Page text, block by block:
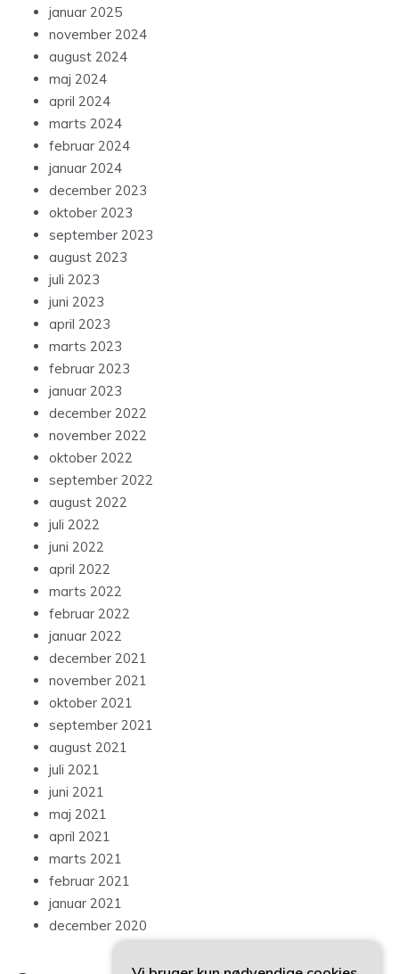
januar 2025
november 2024
august 2024
maj 2024
april 2024
marts 2024
februar 2024
januar 2024
december 2023
oktober 2023
september 2023
august 2023
juli 2023
juni 2023
april 2023
marts 2023
februar 2023
januar 2023
december 2022
november 2022
oktober 2022
september 2022
august 2022
juli 2022
juni 2022
april 2022
marts 2022
februar 2022
januar 2022
december 2021
november 2021
oktober 2021
september 2021
august 2021
juli 2021
juni 2021
maj 2021
april 2021
marts 2021
februar 2021
januar 2021
december 2020